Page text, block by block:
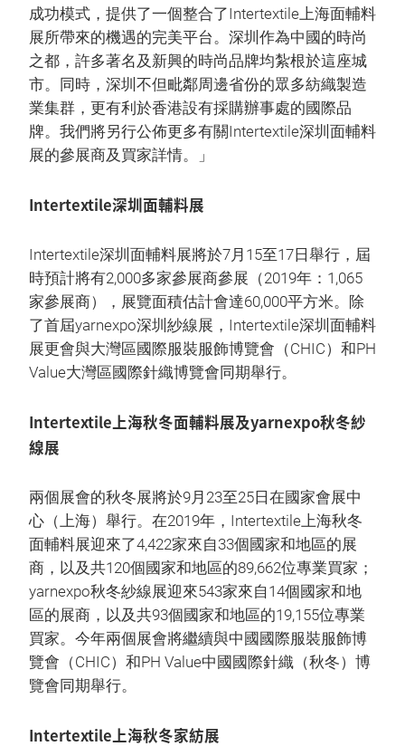
成功模式，提供了一個整合了Intertextile上海面輔料
展所帶來的機遇的完美平台。深圳作為中國的時尚
之都，許多著名及新興的時尚品牌均紮根於這座城
市。同時，深圳不但毗鄰周邊省份的眾多紡織製造
業集群，更有利於香港設有採購辦事處的國際品
牌。我們將另行公佈更多有關Intertextile深圳面輔料
展的參展商及買家詳情。」
Intertextile深圳面輔料展
Intertextile深圳面輔料展將於7月15至17日舉行，屆
時預計將有2,000多家參展商參展（2019年：1,065
家參展商），展覽面積估計會達60,000平方米。除
了首屆yarnexpo深圳紗線展，Intertextile深圳面輔料
展更會與大灣區國際服裝服飾博覽會（CHIC）和PH
Value大灣區國際針織博覽會同期舉行。
Intertextile上海秋冬面輔料展及yarnexpo秋冬紗
線展
兩個展會的秋冬展將於9月23至25日在國家會展中
心（上海）舉行。在2019年，Intertextile上海秋冬
面輔料展迎來了4,422家來自33個國家和地區的展
商，以及共120個國家和地區的89,662位專業買家；
yarnexpo秋冬紗線展迎來543家來自14個國家和地
區的展商，以及共93個國家和地區的19,155位專業
買家。今年兩個展會將繼續與中國國際服裝服飾博
覽會（CHIC）和PH Value中國國際針織（秋冬）博
覽會同期舉行。
Intertextile上海秋冬家紡展